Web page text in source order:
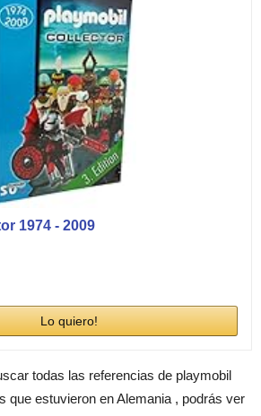
1974 - 2009
Lo quiero!
todas las referencias de playmobil
que estuvieron en Alemania , podrás ver